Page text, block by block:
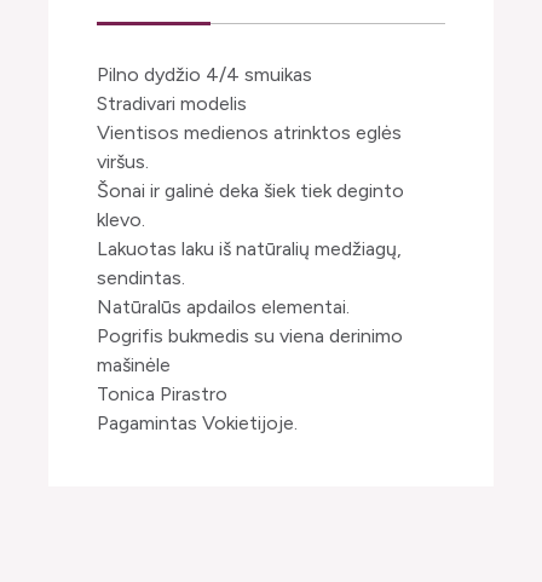
Pilno dydžio 4/4 smuikas
Stradivari modelis
Vientisos medienos atrinktos eglės
viršus.
Šonai ir galinė deka šiek tiek deginto
klevo.
Lakuotas laku iš natūralių medžiagų,
sendintas.
Natūralūs apdailos elementai.
Pogrifis bukmedis su viena derinimo
mašinėle
Tonica Pirastro
Pagamintas Vokietijoje.